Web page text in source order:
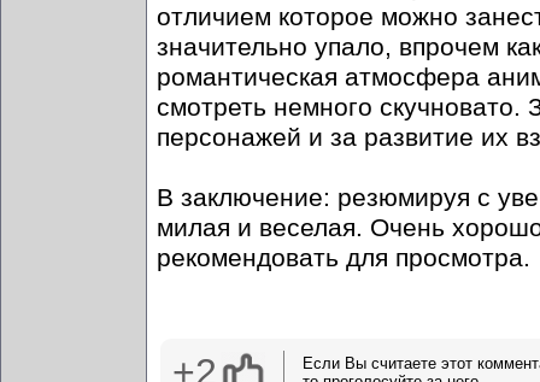
отличием которое можно
значительно упало, впрочем
романтическая атмосфера
смотреть немного скучновато.
персонажей и за развитие их
В заключение: резюмируя с
милая и веселая. Очень
рекомендовать для просмотра.
+2
Если Вы считаете этот